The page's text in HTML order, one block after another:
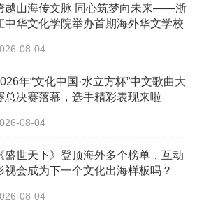
越山海传文脉 同心筑梦向未来——浙
中华文化学院举办首期海外华文学校
08-04
年“文化中国·水立方杯”中文歌曲大
总决赛落幕，选手精彩表现来啦
08-04
《盛世天下》登顶海外多个榜单，互动
视会成为下一个文化出海样板吗？
08-04